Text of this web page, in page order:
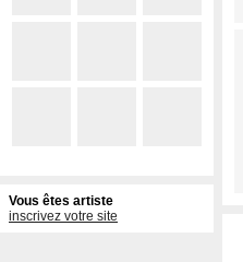
Vous êtes artiste
inscrivez votre site